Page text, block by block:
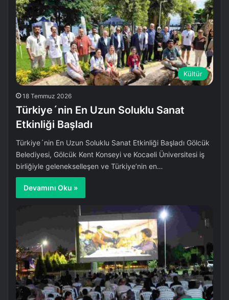
Kültür
18 Temmuz 2026
Türkiye´nin En Uzun Soluklu Sanat
Etkinliği Başladı
Türkiye´nin En Uzun Soluklu Sanat Etkinliği Başladı Gölcük
Belediyesi, Gölcük Kent Konseyi ve Kocaeli Üniversitesi iş
birliğiyle gelenekselleşen ve Türkiye’nin en…
Devamını Oku »